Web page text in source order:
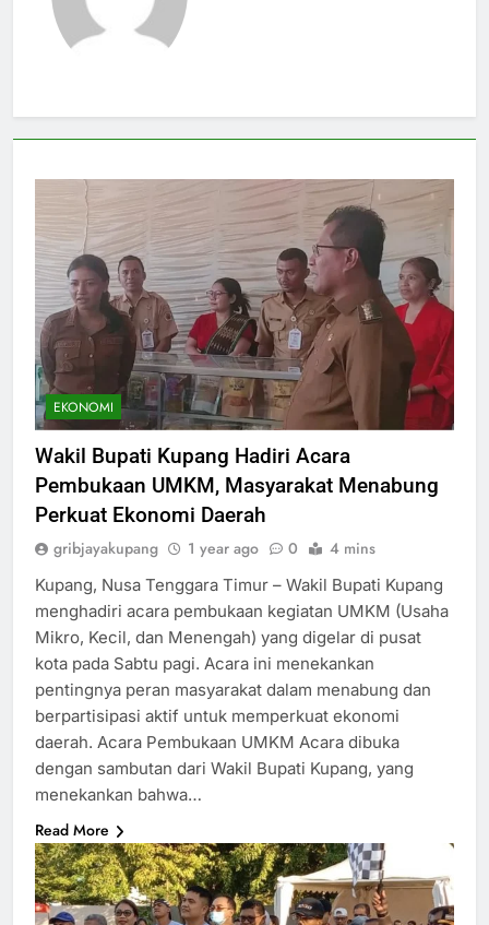
EKONOMI
Wakil Bupati Kupang Hadiri Acara
Pembukaan UMKM, Masyarakat Menabung
Perkuat Ekonomi Daerah
gribjayakupang 1 year ago 0 4 mins
Kupang, Nusa Tenggara Timur – Wakil Bupati Kupang
menghadiri acara pembukaan kegiatan UMKM (Usaha
Mikro, Kecil, dan Menengah) yang digelar di pusat
kota pada Sabtu pagi. Acara ini menekankan
pentingnya peran masyarakat dalam menabung dan
berpartisipasi aktif untuk memperkuat ekonomi
daerah. Acara Pembukaan UMKM Acara dibuka
dengan sambutan dari Wakil Bupati Kupang, yang
menekankan bahwa…
Read More